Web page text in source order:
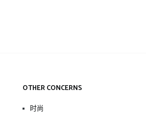
OTHER CONCERNS
时尚